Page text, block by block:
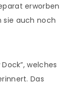
erworben
sie auch noch
welches
Das